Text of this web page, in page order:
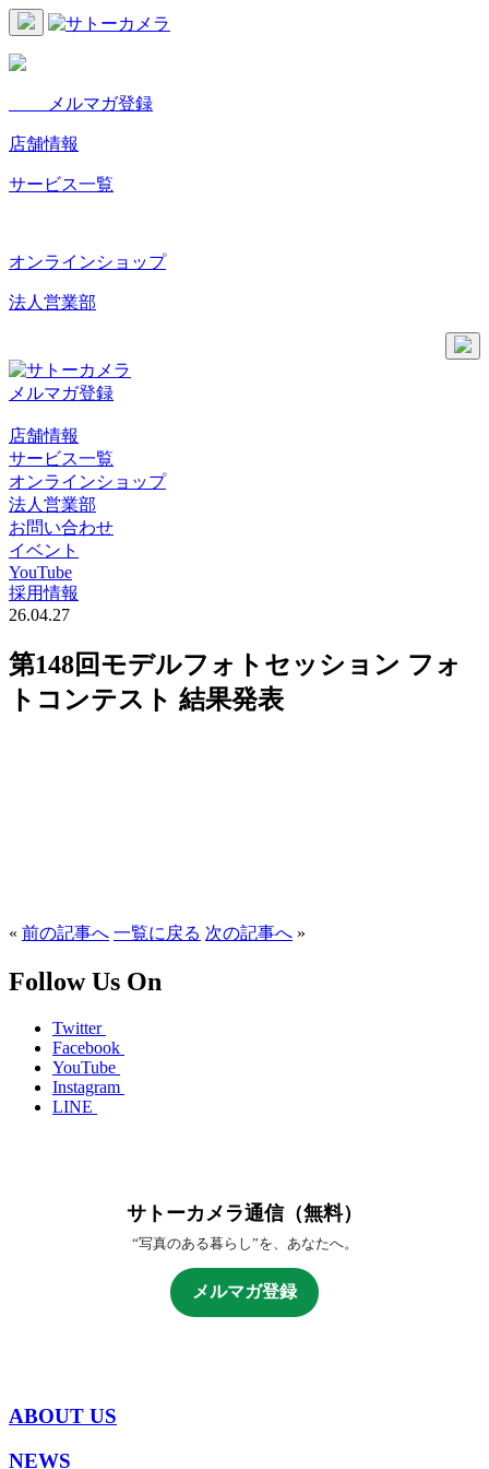
メルマガ登録
店舗情報
サービス一覧
オンラインショップ
法人営業部
メルマガ登録
店舗情報
サービス一覧
オンラインショップ
法人営業部
お問い合わせ
イベント
YouTube
採用情報
26.04.27
第148回モデルフォトセッション フォ
トコンテスト 結果発表
« 前の記事へ 一覧に戻る 次の記事へ »
Follow Us On
Twitter
Facebook
YouTube
Instagram
LINE
サトーカメラ通信（無料）
“写真のある暮らし”を、あなたへ。
メルマガ登録
ABOUT US
NEWS